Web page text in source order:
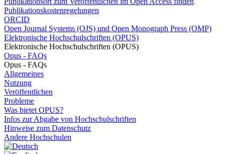
Publikationskostenregelungen
ORCID
Open Journal Systems (OJS) und Open Monograph Press (OMP)
Elektronische Hochschulschriften (OPUS)
Elektronische Hochschulschriften (OPUS)
Opus - FAQs
Opus - FAQs
Allgemeines
Nutzung
Veröffentlichen
Probleme
Was bietet OPUS?
Infos zur Abgabe von Hochschulschriften
Hinweise zum Datenschutz
Andere Hochschulen